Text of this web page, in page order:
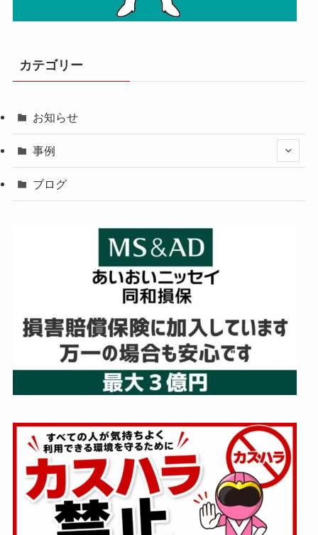
カテゴリー
お知らせ
事例
ブログ